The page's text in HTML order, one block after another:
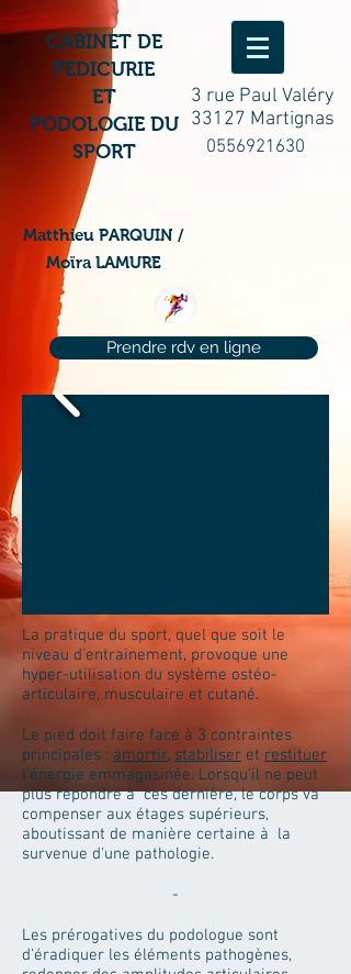
CABINET DE
PEDICURIE
ET
PODOLOGIE DU
SPORT
Matthieu PARQUIN /
Moïra LAMURE
3 rue Paul Valéry
33127 Martignas
0556921630
Prendre rdv en ligne
La pratique du sport, quel que soit le
niveau d'entrainement, provoque une
hyper-utilisation du système ostéo-
articulaire, musculaire et cutané.
Le pied doit faire face à 3 contraintes
principales : amortir, stabiliser et restituer
l'énergie emmagasinée. Lorsqu'il ne peut
plus répondre à ces dernière, le corps va
compenser aux étages supérieurs,
aboutissant de manière certaine à la
survenue d'une pathologie.
-
Les prérogatives du podologue sont
d'éradiquer les éléments pathogènes,